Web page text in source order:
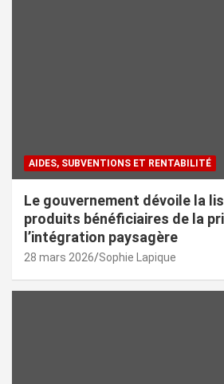
AIDES, SUBVENTIONS ET RENTABILITÉ
Le gouvernement dévoile la
produits bénéficiaires de la
l’intégration paysagère
28 mars 2026 Sophie Lapique